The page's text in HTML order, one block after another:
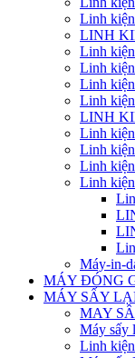
Linh
LINH
Linh
Linh
Linh
Linh
LINH
Linh
Linh
Linh
Linh
Máy-in-
MÁY ĐÓNG
MÁY SẤY
MAY
Máy sấy
Linh